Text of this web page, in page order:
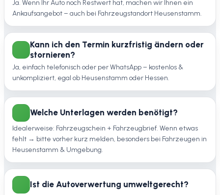
Ja. Wenn Ihr Auto noch Restwert hat, machen wir Ihnen ein
Ankaufsangebot – auch bei Fahrzeugstandort Heusenstamm.
Kann ich den Termin kurzfristig ändern oder
stornieren?
Ja, einfach telefonisch oder per WhatsApp – kostenlos &
unkompliziert, egal ob Heusenstamm oder Hessen.
Welche Unterlagen werden benötigt?
Idealerweise: Fahrzeugschein + Fahrzeugbrief. Wenn etwas
fehlt → bitte vorher kurz melden, besonders bei Fahrzeugen in
Heusenstamm & Umgebung.
Ist die Autoverwertung umweltgerecht?